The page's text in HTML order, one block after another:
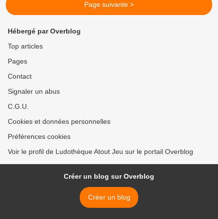
Page suivante >
Hébergé par Overblog
Top articles
Pages
Contact
Signaler un abus
C.G.U.
Cookies et données personnelles
Préférences cookies
Voir le profil de Ludothèque Atout Jeu sur le portail Overblog
Créer un blog sur Overblog
Créer un blog